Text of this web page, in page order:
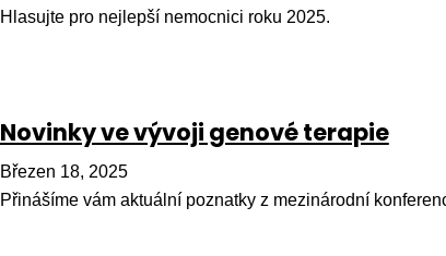
Hlasujte pro nejlepší nemocnici roku 2025.
Novinky ve vývoji genové terapie
Březen 18, 2025
Přinášíme vám aktuální poznatky z mezinárodní